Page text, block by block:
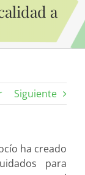
a
Siguiente
ha creado
para